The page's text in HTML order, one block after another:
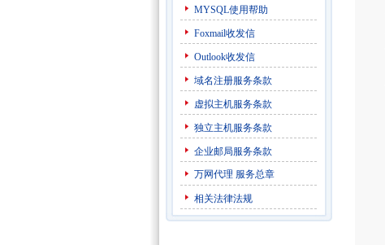
MYSQL使用帮助
Foxmail收发信
Outlook收发信
域名注册服务条款
虚拟主机服务条款
独立主机服务条款
企业邮局服务条款
万网代理 服务总章
相关法律法规